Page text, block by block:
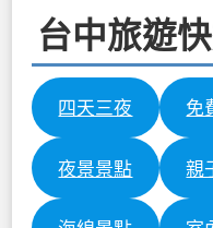
台中旅遊
四天三夜 免
夜景景點 親